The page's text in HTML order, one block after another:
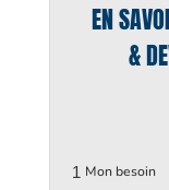
EN
&
1 Mon besoin